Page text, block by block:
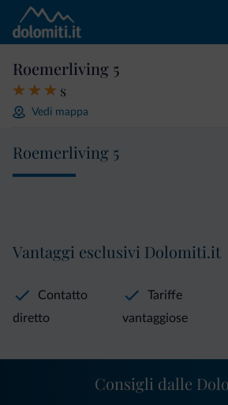
Roemerliving 5
s
Vedi mappa
Roemerliving 5
Vantaggi esclusivi Dolomiti.it
Contatto
diretto
Tariffe
vantaggiose
Consigli dalle